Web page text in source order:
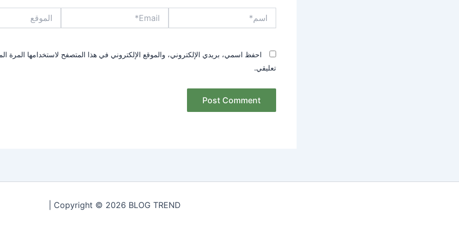
احفظ اسمي، بريدي الإلكتروني، والموقع الإلكتروني في هذا المتصفح لاستخدامها المرة
تعليقي.
Copyright © 2026 BLOG TREND |